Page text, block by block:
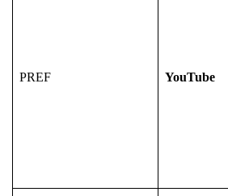
PREF YouTube